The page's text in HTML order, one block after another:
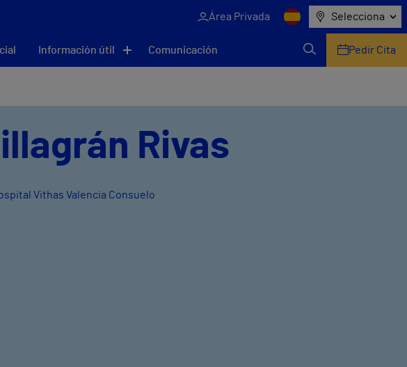
Área Privada Selecciona
Información útil Comunicación Pedir Cita
Rivas
Vithas Valencia Consuelo